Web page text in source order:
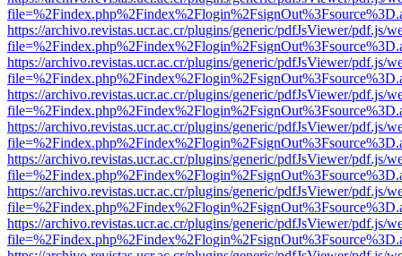
https://archivo.revistas.ucr.ac.cr/plugins/generic/pdfJsViewer/pdf.js/
https://archivo.revistas.ucr.ac.cr/plugins/generic/pdfJsViewer/pdf.js/
https://archivo.revistas.ucr.ac.cr/plugins/generic/pdfJsViewer/pdf.js/
https://archivo.revistas.ucr.ac.cr/plugins/generic/pdfJsViewer/pdf.js/
https://archivo.revistas.ucr.ac.cr/plugins/generic/pdfJsViewer/pdf.js/
https://archivo.revistas.ucr.ac.cr/plugins/generic/pdfJsViewer/pdf.js/
https://archivo.revistas.ucr.ac.cr/plugins/generic/pdfJsViewer/pdf.js/